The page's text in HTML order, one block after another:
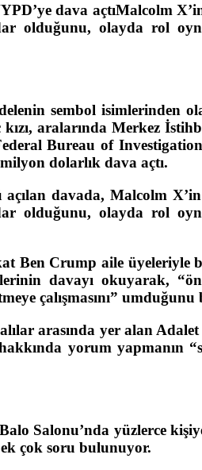
dava açtıMalcolm
olduğunu, olayda rol
sembol isimlerinden
aralarında Merkez
Bureau of
dolarlık dava açtı.
davada, Malcolm
olduğunu, olayda rol
Ben Crump aile üyeleriyle
davayı okuyarak,
çalışmasını”
arasında yer alan Adalet
yorum yapmanın
Salonu’nda yüzlerce
çok soru bulunuyor.